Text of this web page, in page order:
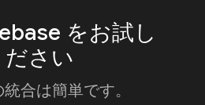
をお試し
ださい
合は簡単です。